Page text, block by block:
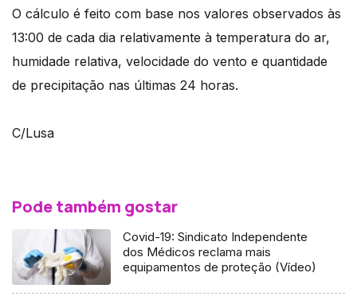
O cálculo é feito com base nos valores observados às
13:00 de cada dia relativamente à temperatura do ar,
humidade relativa, velocidade do vento e quantidade
de precipitação nas últimas 24 horas.
C/Lusa
Pode também gostar
Covid-19: Sindicato Independente
dos Médicos reclama mais
equipamentos de proteção (Vídeo)